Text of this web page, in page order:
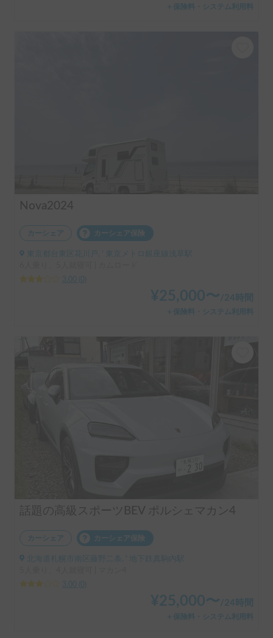
＋保険料・システム利用料
Nova2024
カーシェア カーシェア保険
東京都台東区花川戸, ' 東京メトロ銀座線浅草駅
3.00
¥25,000〜/24時間
＋保険料・システム利用料
話題の高級スポーツBEV ポルシェマカン4
カーシェア カーシェア保険
北海道札幌市南区藤野二条, ' 地下鉄真駒内駅
3.00
¥25,000〜 /24時間
＋保険料・システム利用料